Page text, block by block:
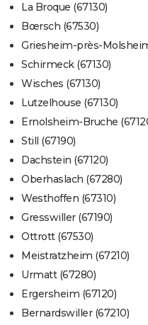
La Broque (67130)
Bœrsch (67530)
Griesheim-près-
Schirmeck (67130)
Wisches (67130)
Lutzelhouse (67130)
Ernolsheim-Bruche
Still (67190)
Dachstein (67120)
Oberhaslach (67280)
Westhoffen (67310)
Gresswiller (67190)
Ottrott (67530)
Meistratzheim (67210)
Urmatt (67280)
Ergersheim (67120)
Bernardswiller (67210)